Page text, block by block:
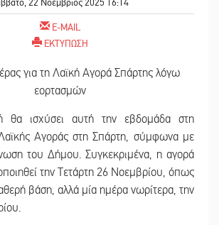
22 Νοέμβριος 2025 16:14
E-MAIL
ΕΚΤΥΠΩΣΗ
θα ισχύσει αυτή την εβδομάδα στη
Λαϊκής Αγοράς στη Σπάρτη, σύμφωνα με
του Δήμου. Συγκεκριμένα, η αγορά
την Τετάρτη 26 Νοεμβρίου, όπως
βάση, αλλά μία ημέρα νωρίτερα, την